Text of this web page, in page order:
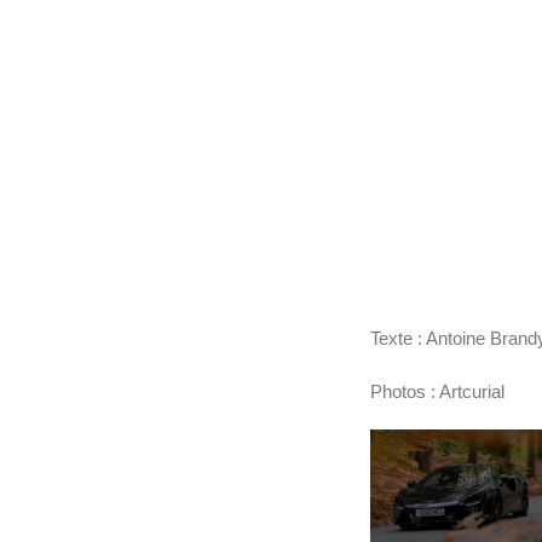
Texte : Antoine
Photos : Artcurial